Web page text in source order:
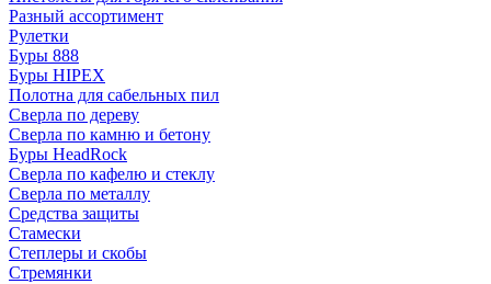
Разный ассортимент
Рулетки
Буры 888
Буры HIPEX
Полотна для сабельных пил
Сверла по дереву
Сверла по камню и бетону
Буры HeadRock
Сверла по кафелю и стеклу
Сверла по металлу
Средства защиты
Стамески
Степлеры и скобы
Стремянки